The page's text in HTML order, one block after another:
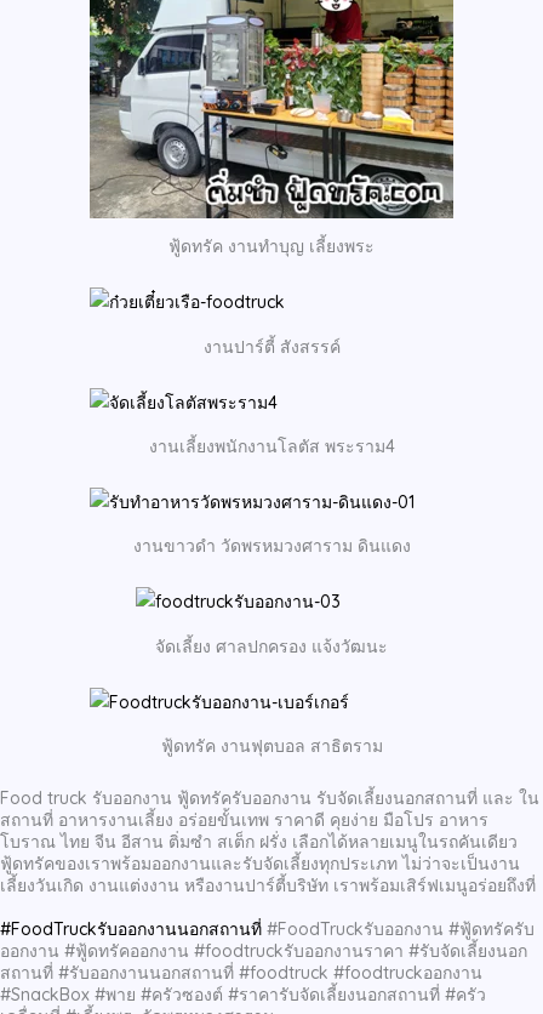
ฟู้ดทรัค งานทำบุญ เลี้ยงพระ
งานปาร์ตี้ สังสรรค์
งานเลี้ยงพนักงานโลตัส พระราม4
งานขาวดำ วัดพรหมวงศาราม ดินแดง
จัดเลี้ยง ศาลปกครอง แจ้งวัฒนะ
ฟู้ดทรัค งานฟุตบอล สาธิตราม
Food truck รับออกงาน ฟู้ดทรัครับออกงาน รับจัดเลี้ยงนอกสถานที่ และ ใน
สถานที่ อาหารงานเลี้ยง อร่อยขั้นเทพ ราคาดี คุยง่าย มือโปร อาหาร
โบราณ ไทย จีน อีสาน ติ่มซำ สเต็ก ฝรั่ง เลือกได้หลายเมนูในรถคันเดียว
ฟู้ดทรัคของเราพร้อมออกงานและรับจัดเลี้ยงทุกประเภท ไม่ว่าจะเป็นงาน
เลี้ยงวันเกิด งานแต่งงาน หรืองานปาร์ตี้บริษัท เราพร้อมเสิร์ฟเมนูอร่อยถึงที่
#FoodTruckรับออกงานนอกสถานที่ #FoodTruckรับออกงาน #ฟู้ดทรัครับ
ออกงาน #ฟู้ดทรัคออกงาน #foodtruckรับออกงานราคา #รับจัดเลี้ยงนอก
สถานที่ #รับออกงานนอกสถานที่ #foodtruck #foodtruckออกงาน
#SnackBox #พาย #ครัวซองต์ #ราคารับจัดเลี้ยงนอกสถานที่ #ครัว